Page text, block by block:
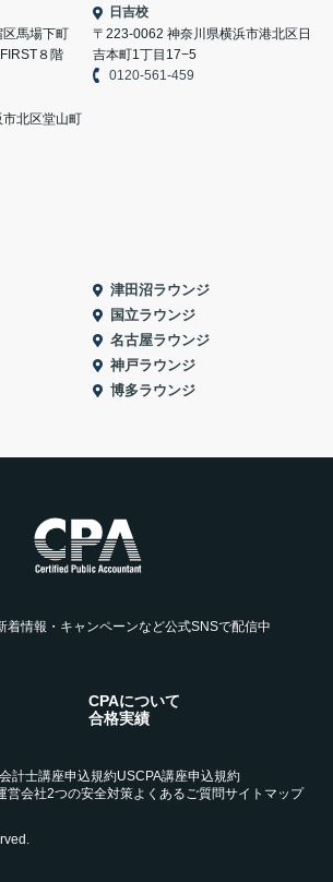
馬場下町
８階
日吉校
〒223-0062 神奈川県横浜市港北区日
吉本町1丁目17−5
0120-561-459
北区堂山町
津田沼ラウンジ
国立ラウンジ
名古屋ラウンジ
神戸ラウンジ
博多ラウンジ
着情報・キャンペーンなど公式SNSで配信中
CPAについて
合格実績
計士講座申込規約USCPA講座申込規約
営会社2つの安全対策よくあるご質問サイトマップ